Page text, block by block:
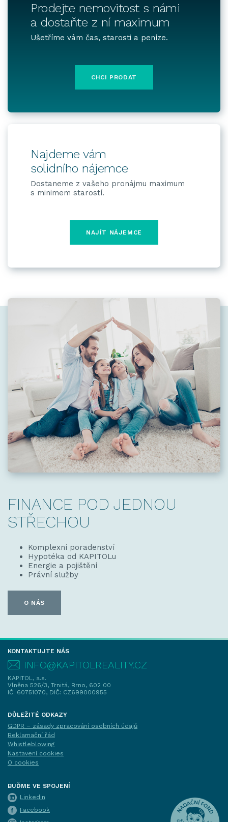
Prodejte nemovitost s námi
a dostaňte z ní maximum
Ušetříme vám čas, starosti a peníze.
CHCI PRODAT
Najdeme vám
solidního nájemce
Dostaneme z vašeho pronájmu maximum
s minimem starostí.
NAJÍT NÁJEMCE
FINANCE POD JEDNOU
STŘECHOU
Komplexní poradenství
Hypotéka od KAPITOLu
Energie a pojištění
Právní služby
O NÁS
KONTAKTUJTE NÁS
INFO@KAPITOLREALITY.CZ
KAPITOL, a.s.
Vlněna 526/3, Trnitá, Brno, 602 00
IČ: 60751070, DIČ: CZ699000955
DŮLEŽITÉ ODKAZY
GDPR – zásady zpracování osobních údajů
Reklamační řád
Whistleblowing
Nastavení cookies
O cookies
BUĎME VE SPOJENÍ
Linkedin
Facebook